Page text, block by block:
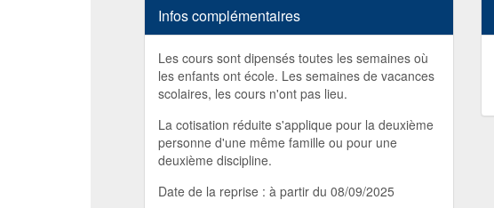
Infos complémentaires
Les cours sont dipensés toutes les semaines où
les enfants ont école. Les semaines de vacances
scolaires, les cours n'ont pas lieu.
La cotisation réduite s'applique pour la deuxième
personne d'une même famille ou pour une
deuxième discipline.
Date de la reprise : à partir du 08/09/2025